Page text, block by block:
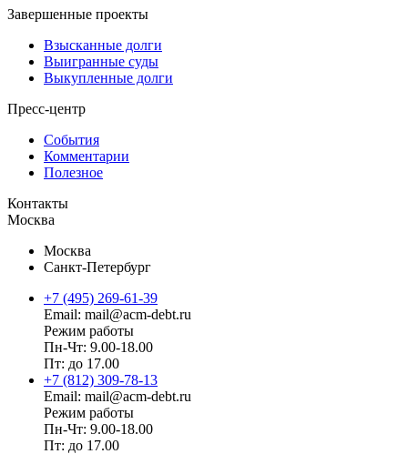
Завершенные проекты
Взысканные долги
Выигранные суды
Выкупленные долги
Пресс-центр
События
Комментарии
Полезное
Контакты
Москва
Москва
Санкт-Петербург
+7 (495) 269-61-39
Email: mail@acm-debt.ru
Режим работы
Пн-Чт: 9.00-18.00
Пт: до 17.00
+7 (812) 309-78-13
Email: mail@acm-debt.ru
Режим работы
Пн-Чт: 9.00-18.00
Пт: до 17.00